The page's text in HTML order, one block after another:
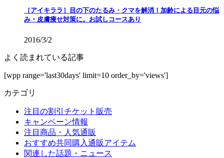
［アイキララ］目の下のたるみ・クマを解消！加齢による目元の悩
み・皮膚痩せ対策に。お試しコースあり
2016/3/2
よく読まれている記事
[wpp range='last30days' limit=10 order_by='views']
カテゴリ
注目の割引チケット販売
キャンペーン情報
注目商品・人気通販
おすすめ共同購入通販アイテム
関連した話題・ニュース